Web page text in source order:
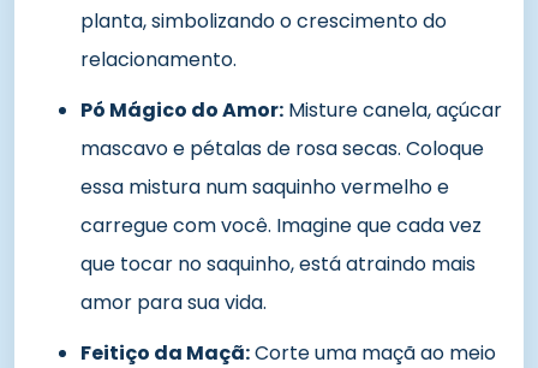
planta, simbolizando o crescimento do
relacionamento.
Pó Mágico do Amor: Misture canela, açúcar
mascavo e pétalas de rosa secas. Coloque
essa mistura num saquinho vermelho e
carregue com você. Imagine que cada vez
que tocar no saquinho, está atraindo mais
amor para sua vida.
Feitiço da Maçã:Corte uma maçã ao meio